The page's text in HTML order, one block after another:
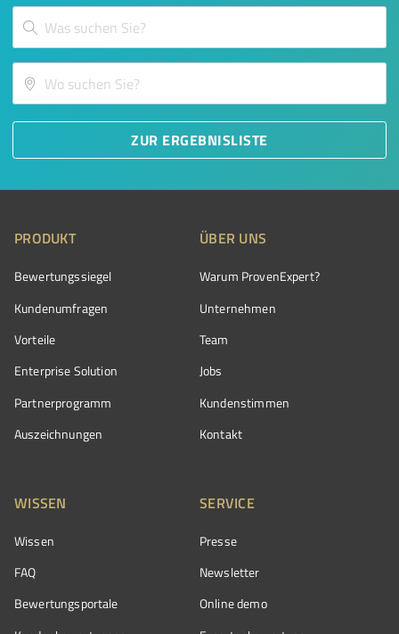
ZUR ERGEBNISLISTE
PRODUKT
Bewertungssiegel
Kundenumfragen
Vorteile
Enterprise Solution
Partnerprogramm
Auszeichnungen
ÜBER UNS
Warum ProvenExpert?
Unternehmen
Team
Jobs
Kundenstimmen
Kontakt
WISSEN
Wissen
FAQ
Bewertungsportale
SERVICE
Presse
Newsletter
Online demo